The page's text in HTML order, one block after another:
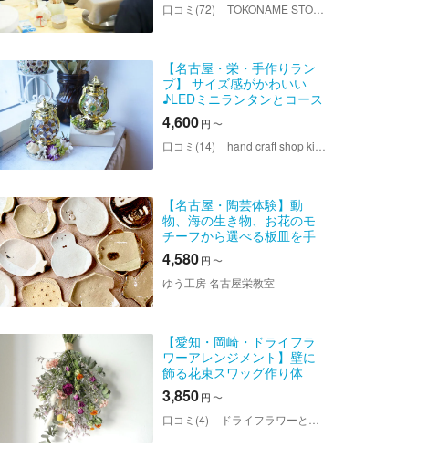
口コミ(72) TOKONAME STORE（トコナメストア）
【名古屋・栄・手作りラン
プ】 サイズ感がかわいい
♪LEDミニランタンとコース
ター作り（1セット）
4,600円 〜
口コミ(14) hand craft shop kinari（ハンドクラフトショップキナリ）
【名古屋・陶芸体験】動
物、海の生き物、お花のモ
チーフから選べる板皿を手
作り♪お一人様・女性同士・
カップル・ファミリーに
4,580円 〜
ゆう工房 名古屋栄教室
【愛知・岡崎・ドライフラ
ワーアレンジメント】壁に
飾る花束スワッグ作り体
験！1個
3,850円 〜
口コミ(4) ドライフラワーと暮らしのお店 その灯ぐらし岡崎店